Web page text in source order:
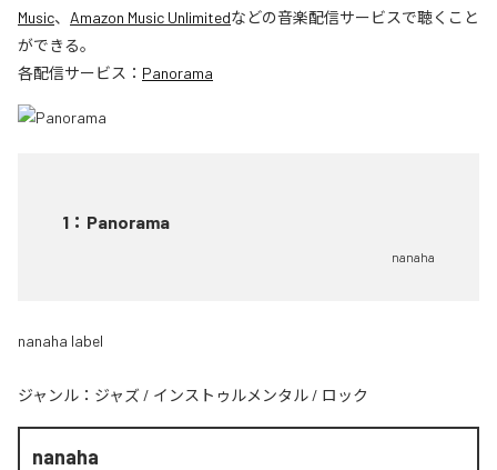
Music、 Amazon Music Unlimitedなどの音楽配信サービスで聴くこと
ができる。
各配信サービス： Panorama
1 ： Panorama
nanaha
nanaha label
ジャンル： ジャズ / インストゥルメンタル / ロック
nanaha